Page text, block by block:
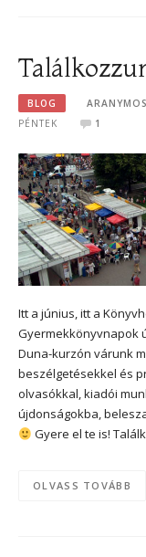
BLOG
PÉNTEK
1
Itt a június, itt a
Gyermekkönyvnapok
Duna-kurzón várunk
beszélgetésekkel és
olvasókkal, kiadói
újdonságokba,
Gyere el te is!
OLVASS TOVÁBB